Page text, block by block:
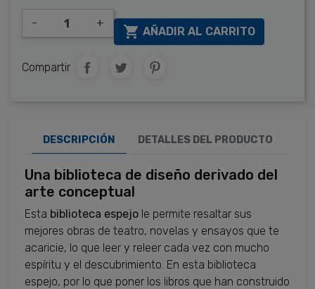
- +
 AÑADIR AL CARRITO
Compartir
DESCRIPCIÓN DETALLES DEL PRODUCTO
Una biblioteca de diseño derivado del
arte conceptual
Esta biblioteca espejo le permite resaltar sus
mejores obras de teatro, novelas y ensayos que te
acaricie, lo que leer y releer cada vez con mucho
espíritu y el descubrimiento. En esta biblioteca
espejo, por lo que poner los libros que han construido